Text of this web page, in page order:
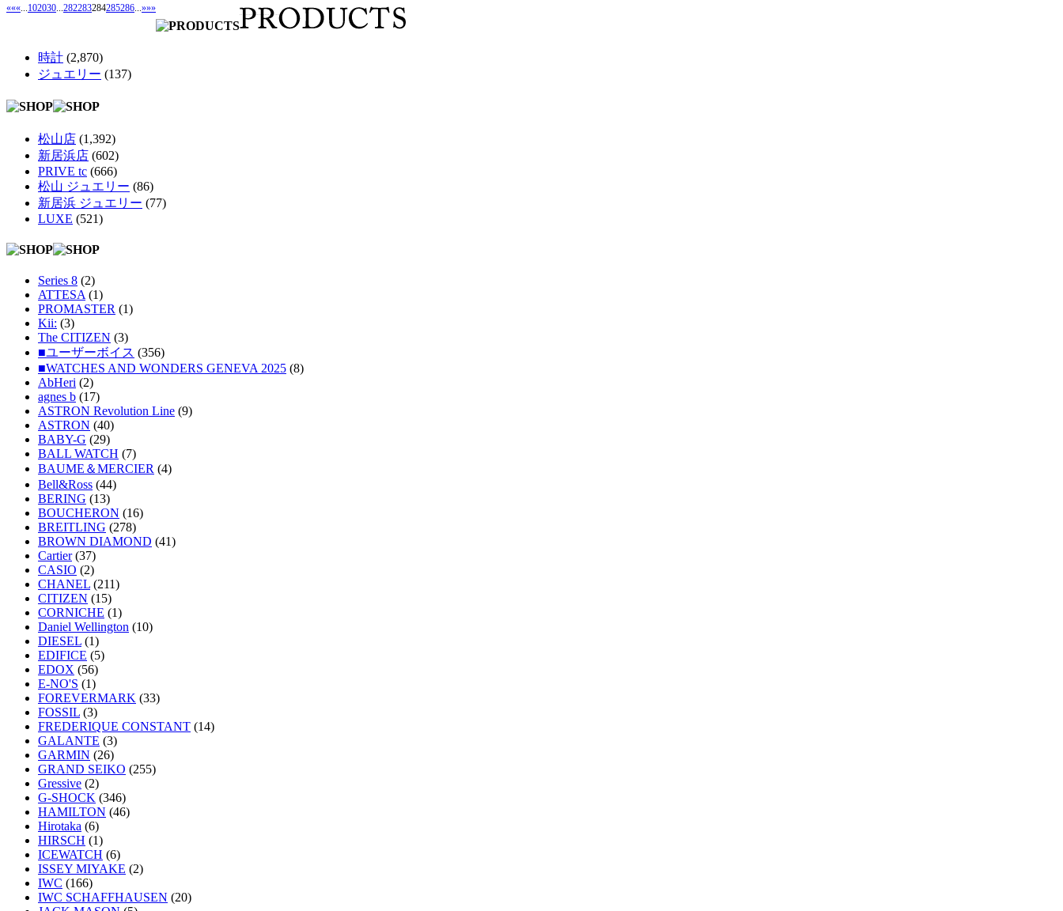
««« 102030 282283284285286 »»»
時計 (2,870)
ジュエリー (137)
松山店 (1,392)
新居浜店 (602)
PRIVE tc (666)
松山 ジュエリー (86)
新居浜 ジュエリー (77)
LUXE (521)
Series 8 (2)
ATTESA (1)
PROMASTER (1)
Kii: (3)
The CITIZEN (3)
■ユーザーボイス (356)
■WATCHES AND WONDERS GENEVA 2025 (8)
AbHeri (2)
agnes b (17)
ASTRON Revolution Line (9)
ASTRON (40)
BABY-G (29)
BALL WATCH (7)
BAUME＆MERCIER (4)
Bell&Ross (44)
BERING (13)
BOUCHERON (16)
BREITLING (278)
BROWN DIAMOND (41)
Cartier(37)
CASIO (2)
CHANEL (211)
CITIZEN (15)
CORNICHE (1)
Daniel Wellington (10)
DIESEL (1)
EDIFICE (5)
EDOX (56)
E-NO'S (1)
FOREVERMARK (33)
FOSSIL (3)
FREDERIQUE CONSTANT (14)
GALANTE (3)
GARMIN (26)
GRAND SEIKO (255)
Gressive (2)
G-SHOCK (346)
HAMILTON (46)
Hirotaka (6)
HIRSCH (1)
ICEWATCH (6)
ISSEY MIYAKE (2)
IWC (166)
IWC SCHAFFHAUSEN (20)